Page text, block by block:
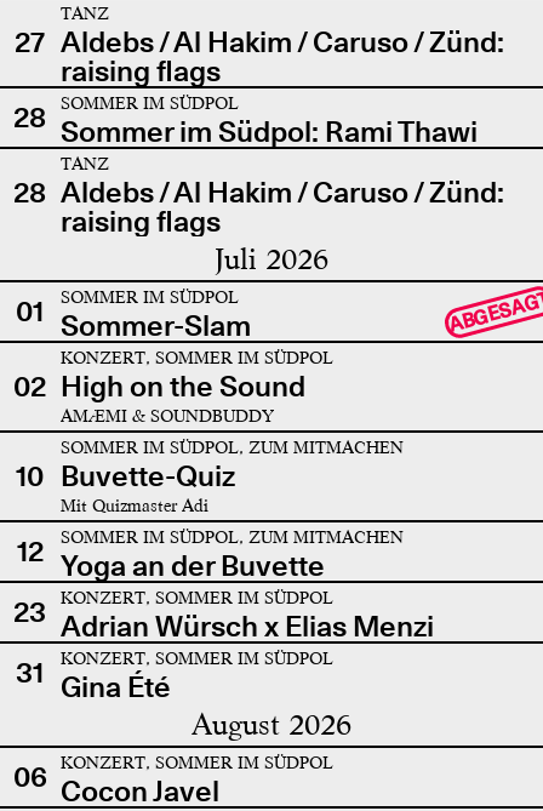
27
TANZ
Aldebs / Al Hakim / Caruso / Zünd:
raising flags
28
SOMMER IM SÜDPOL
Sommer im Südpol: Rami Thawi
28
TANZ
Aldebs / Al Hakim / Caruso / Zünd:
raising flags
Juli 2026
01 SOMMER IM SÜDPOL
Sommer-Slam
02
KONZERT, SOMMER IM SÜDPOL
High on the Sound
AMÆMI & SOUNDBUDDY
10
SOMMER IM SÜDPOL, ZUM MITMACHEN
Buvette-Quiz
Mit Quizmaster Adi
12 SOMMER IM SÜDPOL, ZUM MITMACHEN
Yoga an der Buvette
23
KONZERT, SOMMER IM SÜDPOL
Adrian Würsch x Elias Menzi
31
KONZERT, SOMMER IM SÜDPOL
Gina Été
August 2026
06 KONZERT, SOMMER IM SÜDPOL
Cocon Javel